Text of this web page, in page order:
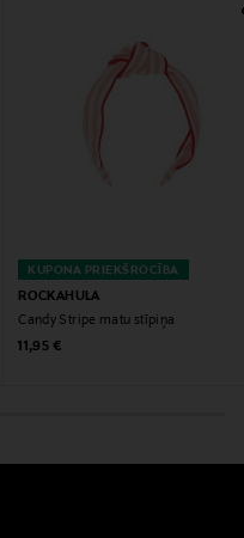
KUPONA PRIEKŠROCĪBA
ROCKAHULA
Candy Stripe matu stīpiņa
Original Price
11,95 €